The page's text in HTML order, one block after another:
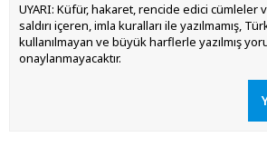
UYARI: Küfür, hakaret, rencide edici cümleler
saldırı içeren, imla kuralları ile yazılmamış,
kullanılmayan ve büyük harflerle yazılmış
onaylanmayacaktır.